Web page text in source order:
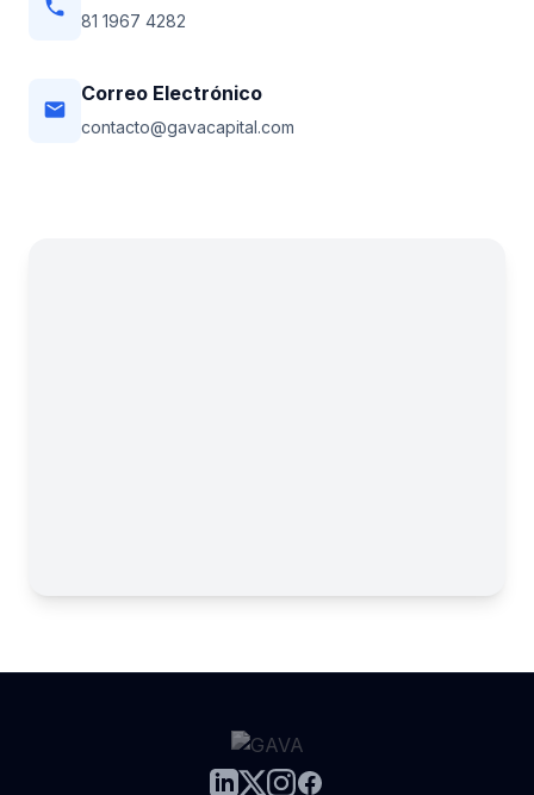
phone
81 1967 4282
email
Correo Electrónico
contacto@gavacapital.com